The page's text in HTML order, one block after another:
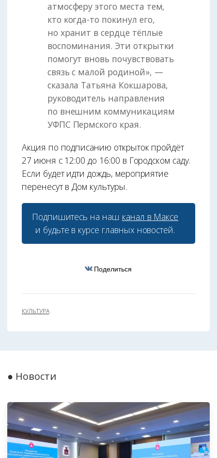
атмосферу этого места тем,
кто когда-то покинул его,
но хранит в сердце тёплые
воспоминания. Эти открытки
помогут вновь почувствовать
связь с малой родиной», —
сказала Татьяна Кокшарова,
руководитель направления
по внешним коммуникациям
УФПС Пермского края.
Акция по подписанию открыток пройдёт
27 июня с 12:00 до 16:00 в Городском саду.
Если будет идти дождь, мероприятие
перенесут в Дом культуры.
Подпишитесь на наш канал в Максе
и будьте в курсе главных новостей.
Поделиться
КУЛЬТУРА
● Новости